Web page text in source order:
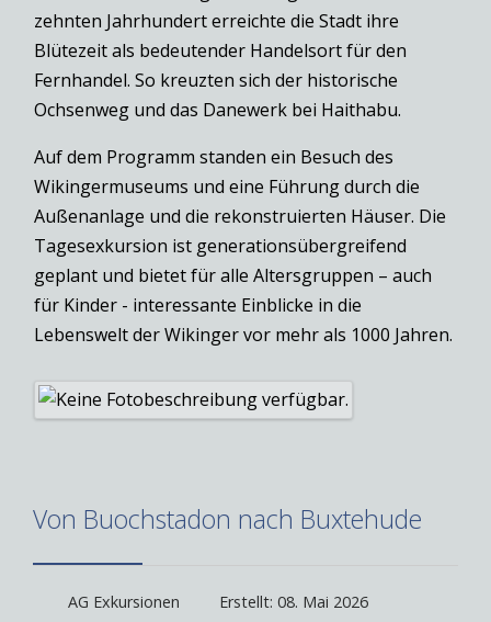
zehnten Jahrhundert erreichte die Stadt ihre
Blütezeit als bedeutender Handelsort für den
Fernhandel. So kreuzten sich der historische
Ochsenweg und das Danewerk bei Haithabu.
Auf dem Programm standen ein Besuch des
Wikingermuseums und eine Führung durch die
Außenanlage und die rekonstruierten Häuser. Die
Tagesexkursion ist generationsübergreifend
geplant und bietet für alle Altersgruppen – auch
für Kinder - interessante Einblicke in die
Lebenswelt der Wikinger vor mehr als 1000 Jahren.
Von Buochstadon nach Buxtehude
AG Exkursionen Erstellt: 08. Mai 2026